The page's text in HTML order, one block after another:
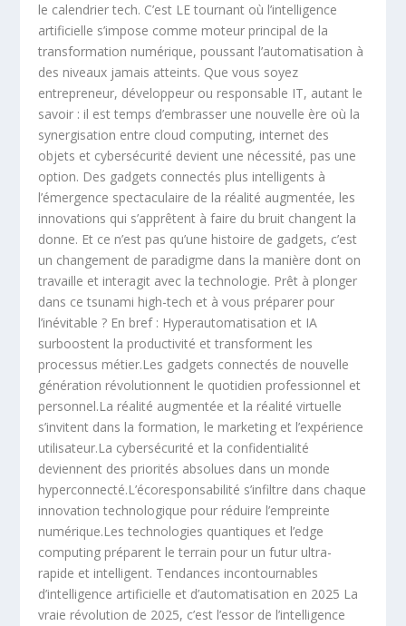
le calendrier tech. C’est LE tournant où l’intelligence
artificielle s’impose comme moteur principal de la
transformation numérique, poussant l’automatisation à
des niveaux jamais atteints. Que vous soyez
entrepreneur, développeur ou responsable IT, autant le
savoir : il est temps d’embrasser une nouvelle ère où la
synergisation entre cloud computing, internet des
objets et cybersécurité devient une nécessité, pas une
option. Des gadgets connectés plus intelligents à
l’émergence spectaculaire de la réalité augmentée, les
innovations qui s’apprêtent à faire du bruit changent la
donne. Et ce n’est pas qu’une histoire de gadgets, c’est
un changement de paradigme dans la manière dont on
travaille et interagit avec la technologie. Prêt à plonger
dans ce tsunami high-tech et à vous préparer pour
l’inévitable ? En bref : Hyperautomatisation et IA
surboostent la productivité et transforment les
processus métier.Les gadgets connectés de nouvelle
génération révolutionnent le quotidien professionnel et
personnel.La réalité augmentée et la réalité virtuelle
s’invitent dans la formation, le marketing et l’expérience
utilisateur.La cybersécurité et la confidentialité
deviennent des priorités absolues dans un monde
hyperconnecté.L’écoresponsabilité s’infiltre dans chaque
innovation technologique pour réduire l’empreinte
numérique.Les technologies quantiques et l’edge
computing préparent le terrain pour un futur ultra-
rapide et intelligent. Tendances incontournables
d’intelligence artificielle et d’automatisation en 2025 La
vraie révolution de 2025, c’est l’essor de l’intelligence